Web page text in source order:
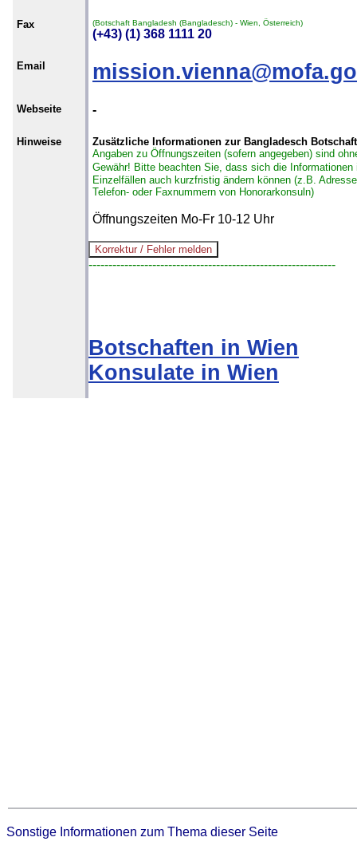
Fax (Botschaft Bangladesh (Bangladesch) - Wien, Österreich)
(+43) (1) 368 1111 20
Email
Webseite -
Hinweise
Zusätzliche Informationen zur Bangladesch
Angaben zu Öffnungszeiten (sofern angegeben) sind
Gewähr! Bitte beachten Sie, dass sich die Informationen
Einzelfällen auch kurzfristig ändern können (z.B.
Telefon- oder Faxnummern von Honorarkonsuln)
Öffnungszeiten Mo-Fr 10-12 Uhr
--------------------------------------------------------------
Botschaften in Wien
Konsulate in Wien
Sonstige Informationen zum Thema dieser Seite